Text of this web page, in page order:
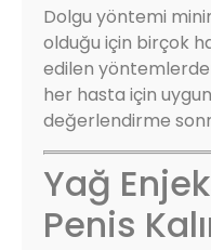
Dolgu yöntemi
olduğu için birçok
edilen
her hasta için
değerlendirme
Yağ
Penis